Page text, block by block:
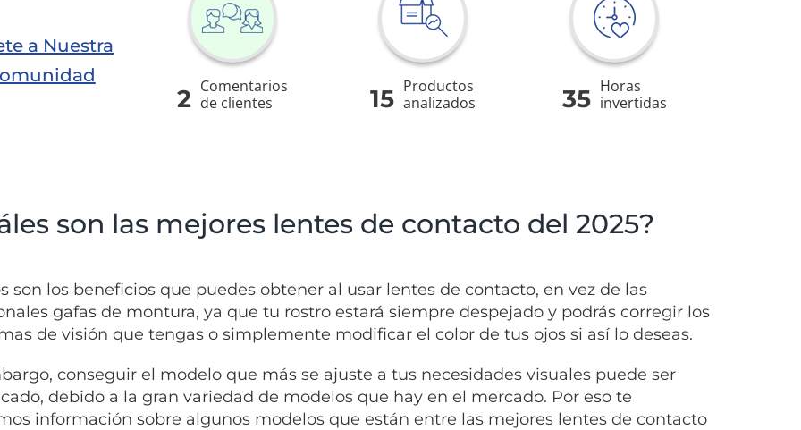
a Nuestra
2 Comentarios
de clientes
15 Productos
analizados
35 Horas
invertidas
son las mejores lentes de contacto del 2025?
son los beneficios que puedes obtener al usar lentes de contacto, en vez de las
gafas de montura, ya que tu rostro estará siempre despejado y podrás corregir los
de visión que tengas o simplemente modificar el color de tus ojos si así lo deseas.
conseguir el modelo que más se ajuste a tus necesidades visuales puede ser
debido a la gran variedad de modelos que hay en el mercado. Por eso te
información sobre algunos modelos que están entre las mejores lentes de contacto